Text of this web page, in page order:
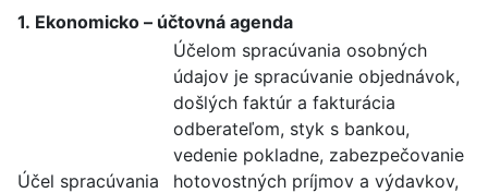
1. Ekonomicko – účtovná agenda
Účel spracúvania
Účelom spracúvania osobných
údajov je spracúvanie objednávok,
došlých faktúr a fakturácia
odberateľom, styk s bankou,
vedenie pokladne, zabezpečovanie
hotovostných príjmov a výdavkov,